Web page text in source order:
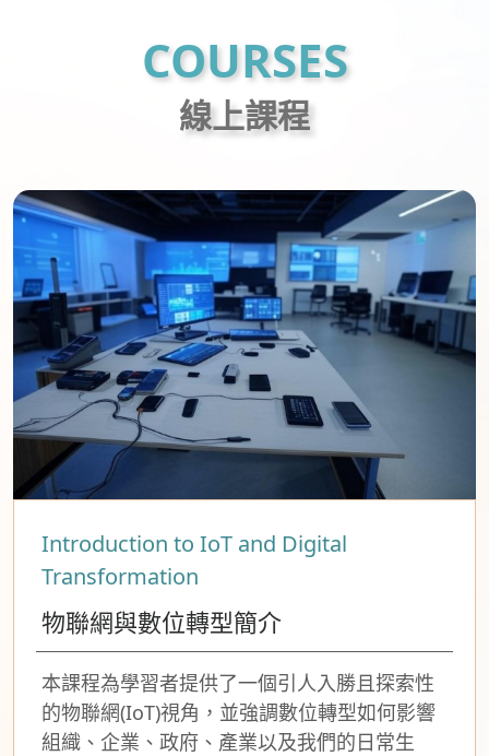
COURSES
線上課程
Introduction to IoT and Digital
Transformation
物聯網與數位轉型簡介
本課程為學習者提供了一個引人入勝且探索性
的物聯網(IoT)視角，並強調數位轉型如何影響
組織、企業、政府、產業以及我們的日常生